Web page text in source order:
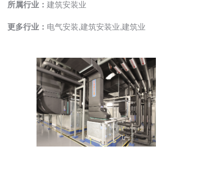
所属行业： 建筑安装业
更多行业： 电气安装,建筑安装业,建筑业